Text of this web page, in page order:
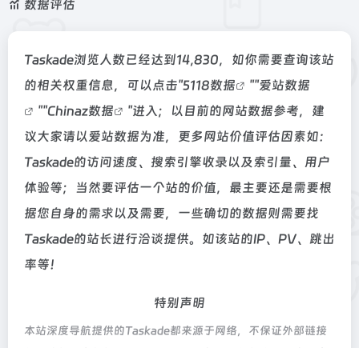
数据评估
Taskade浏览人数已经达到14,830，如你需要查询该站
的相关权重信息，可以点击"5118数据 ""爱站数据
""Chinaz数据
"进入；以目前的网站数据参考，建
议大家请以爱站数据为准，更多网站价值评估因素如：
Taskade的访问速度、搜索引擎收录以及索引量、用户
体验等；当然要评估一个站的价值，最主要还是需要根
据您自身的需求以及需要，一些确切的数据则需要找
Taskade的站长进行洽谈提供。如该站的IP、PV、跳出
率等！
特别声明
本站深度导航提供的Taskade都来源于网络，不保证外部链接